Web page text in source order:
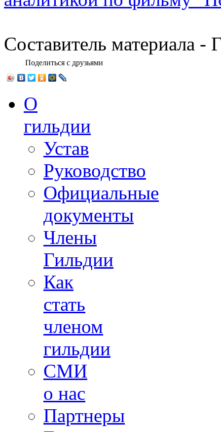
Составитель материала -
Поделиться с друзьями
О
гильдии
Устав
Руководство
Официальные
документы
Члены
Гильдии
Как
стать
членом
гильдии
СМИ
о нас
Партнеры